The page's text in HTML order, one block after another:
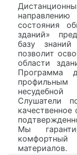
состояния
зданий»
базу
позволит
области
Программа
Слушатели
Мы
материалов.